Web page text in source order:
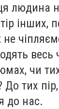
людина
інших,
весь
чи
До тих
до нас.